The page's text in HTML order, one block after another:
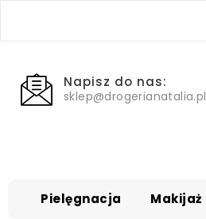
Napisz do nas:
sklep@drogerianatalia.pl
Pielęgnacja Makijaż